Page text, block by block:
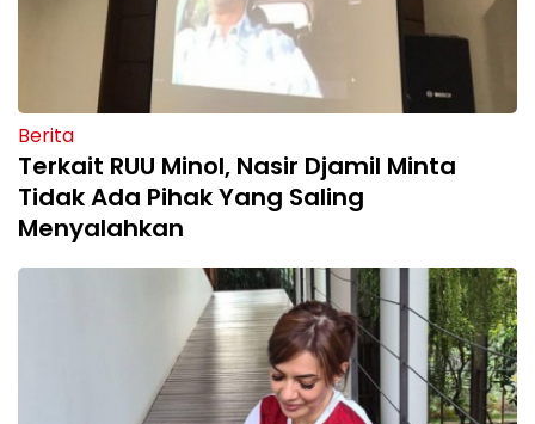
Berita
Terkait RUU Minol, Nasir Djamil Minta
Tidak Ada Pihak Yang Saling
Menyalahkan